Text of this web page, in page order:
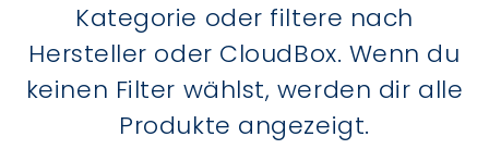
Kategorie oder filtere nach
Hersteller oder CloudBox. Wenn du
keinen Filter wählst, werden dir alle
Produkte angezeigt.